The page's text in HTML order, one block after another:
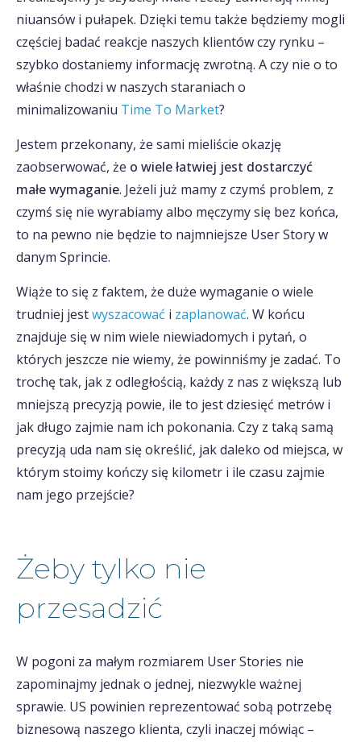
niuansów i pułapek. Dzięki temu także będziemy mogli
częściej badać reakcje naszych klientów czy rynku –
szybko dostaniemy informację zwrotną. A czy nie o to
właśnie chodzi w naszych staraniach o
minimalizowaniu Time To Market?
Jestem przekonany, że sami mieliście okazję
zaobserwować, że o wiele łatwiej jest dostarczyć
małe wymaganie. Jeżeli już mamy z czymś problem, z
czymś się nie wyrabiamy albo męczymy się bez końca,
to na pewno nie będzie to najmniejsze User Story w
danym Sprincie.
Wiąże to się z faktem, że duże wymaganie o wiele
trudniej jestwyszacować i zaplanować. W końcu
znajduje się w nim wiele niewiadomych i pytań, o
których jeszcze nie wiemy, że powinniśmy je zadać. To
trochę tak, jak z odległością, każdy z nas z większą lub
mniejszą precyzją powie, ile to jest dziesięć metrów i
jak długo zajmie nam ich pokonania. Czy z taką samą
precyzją uda nam się określić, jak daleko od miejsca, w
którym stoimy kończy się kilometr i ile czasu zajmie
nam jego przejście?
Żeby tylko nie
przesadzić
W pogoni za małym rozmiarem User Stories nie
zapominajmy jednak o jednej, niezwykle ważnej
sprawie. US powinien reprezentować sobą potrzebę
biznesową naszego klienta, czyli inaczej mówiąc –